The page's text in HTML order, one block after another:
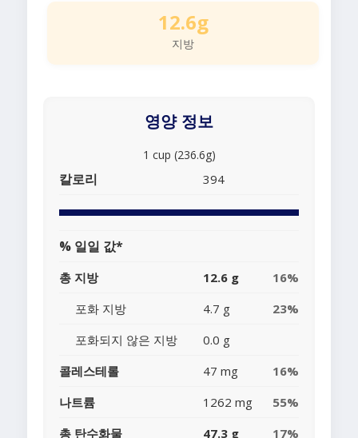
12.6g
지방
영양 정보
1 cup (236.6g)
칼로리 394
% 일일 값*
총 지방 12.6 g
16%
포화 지방
4.7 g
23%
포화되지 않은 지방
0.0 g
콜레스테롤
47 mg
16%
나트륨
1262 mg
55%
총 탄수화물
47.3 g 17%